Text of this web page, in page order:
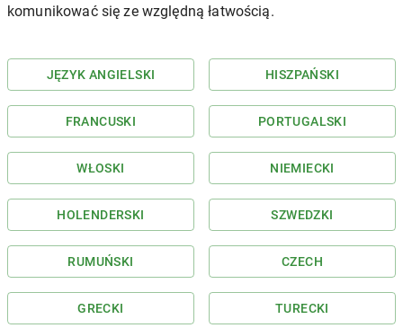
komunikować się ze względną łatwością.
JĘZYK ANGIELSKI HISZPAŃSKI
FRANCUSKI PORTUGALSKI
WŁOSKI NIEMIECKI
HOLENDERSKI SZWEDZKI
RUMUŃSKI CZECH
GRECKI TURECKI